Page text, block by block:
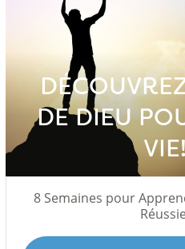
DE DIEU
VIE!
8 Semaines pour